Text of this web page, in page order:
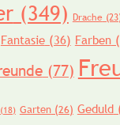
(349) Drache
Fantasie(36) Farben
(77)
Garten(26) Geduld